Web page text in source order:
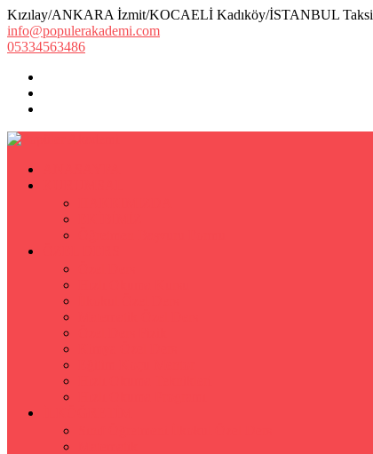
Kızılay/ANKARA İzmit/KOCAELİ Kadıköy/İSTANBUL
info@populerakademi.com
05334563486